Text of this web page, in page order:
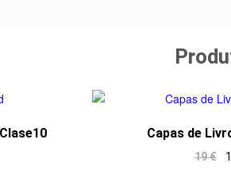
Capas de
19€